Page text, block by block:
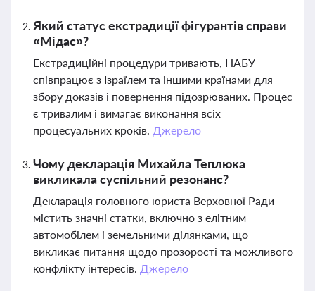
Який статус екстрадиції фігурантів справи
«Мідас»?
Екстрадиційні процедури тривають, НАБУ
співпрацює з Ізраїлем та іншими країнами для
збору доказів і повернення підозрюваних. Процес
є тривалим і вимагає виконання всіх
процесуальних кроків. Джерело
Чому декларація Михайла Теплюка
викликала суспільний резонанс?
Декларація головного юриста Верховної Ради
містить значні статки, включно з елітним
автомобілем і земельними ділянками, що
викликає питання щодо прозорості та можливого
конфлікту інтересів. Джерело